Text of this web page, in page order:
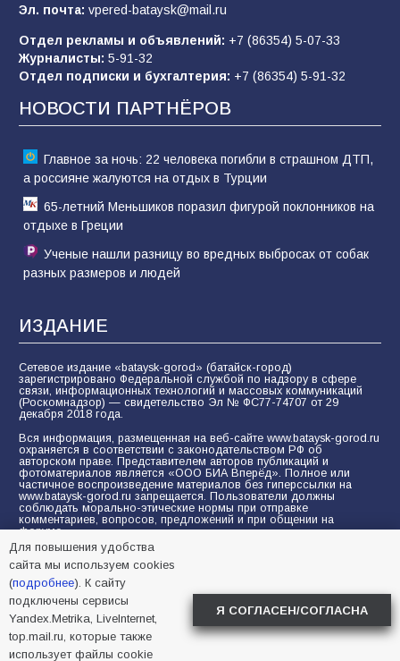
Батайчане вышли в финал Всероссийского
конкурса «Большая перемена»
Эл. почта: vpered-bataysk@mail.ru
Отдел рекламы и объявлений: +7 (86354) 5-07-33
Журналисты: 5-91-32
Отдел подписки и бухгалтерия: +7 (86354) 5-91-32
НОВОСТИ ПАРТНЁРОВ
Главное за ночь: 22 человека погибли в страшном ДТП,
а россияне жалуются на отдых в Турции
65-летний Меньшиков поразил фигурой поклонников на
отдыхе в Греции
Ученые нашли разницу во вредных выбросах от собак
разных размеров и людей
ИЗДАНИЕ
Сетевое издание «bataysk-gorod» (батайск-город)
зарегистрировано Федеральной службой по надзору в сфере
связи, информационных технологий и массовых коммуникаций
(Роскомнадзор) — свидетельство Эл № ФС77-74707 от 29
декабря 2018 года.
Вся информация, размещенная на веб-сайте www.bataysk-gorod.ru
охраняется в соответствии с законодательством РФ об
авторском праве. Представителем авторов публикаций и
фотоматериалов является «ООО БИА Вперёд». Полное или
частичное воспроизведение материалов без гиперссылки на
www.bataysk-gorod.ru запрещается. Пользователи должны
соблюдать морально-этические нормы при отправке
комментариев, вопросов, предложений и при общении на
форуме.
Политика конфиденциальности и защиты информации
Согласие на обработку персональных данных с помощью
сервисов Yandex.Metrika, LiveInternet, top.mail.ru
© 2005-2026 БИА «ВПЕРЕД»
Для повышения удобства
сайта мы используем cookies
(подробнее). К сайту
подключены сервисы
Yandex.Metrika, LiveInternet,
top.mail.ru, которые также
использует файлы cookie
Я СОГЛАСЕН/СОГЛАСНА